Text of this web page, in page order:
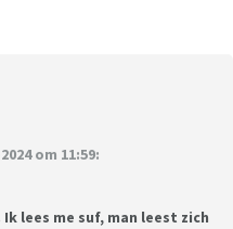
om 11:59:
lees me suf, man leest zich